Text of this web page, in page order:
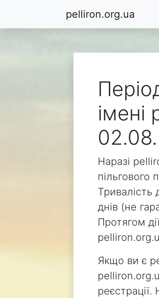
pelliron.org.ua
імені
Наразі
пільгового
Тривалість
днів (не
Протягом
Якщо ви є